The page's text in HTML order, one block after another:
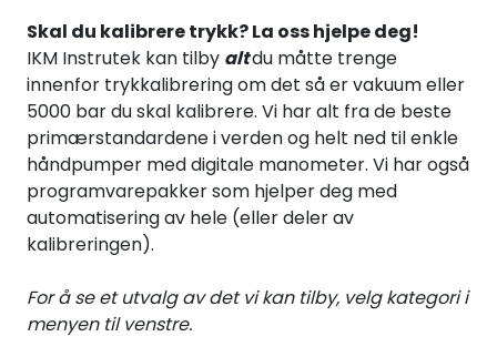
Skal du kalibrere trykk? La oss hjelpe deg!
IKM Instrutek kan tilby altdu måtte trenge
innenfor trykkalibrering om det så er vakuum eller
5000 bar du skal kalibrere. Vi har alt fra de beste
primærstandardene i verden og helt ned til enkle
håndpumper med digitale manometer. Vi har også
programvarepakker som hjelper deg med
automatisering av hele (eller deler av
kalibreringen).
For å se et utvalg av det vi kan tilby, velg kategori i
menyen til venstre.
Kalibratorer
Termografi
Undervisning
Navigasjon & Kommunikasjon
Maskinvern & Instrumentering